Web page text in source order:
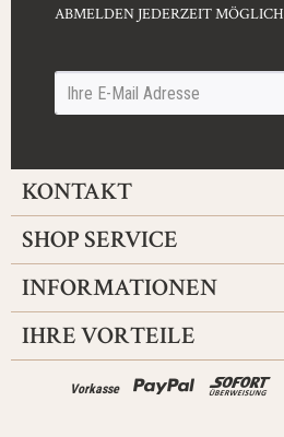
ABMELDEN JEDERZEIT MÖGLICH
KONTAKT
SHOP SERVICE
INFORMATIONEN
IHRE VORTEILE
Vorkasse